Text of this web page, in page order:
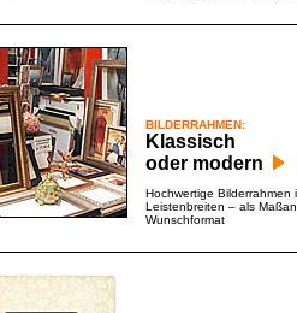
BILDERRAHMEN:
Klassisch
oder modern
Hochwertige Bilderrahmen
Leistenbreiten – als
Wunschformat